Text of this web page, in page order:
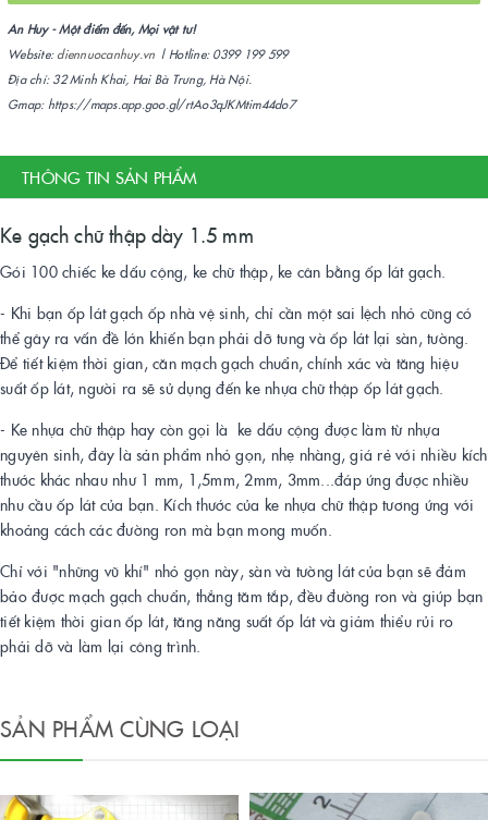
An Huy - Một điểm đến, Mọi vật tư!
Website: diennuocanhuy.vn | Hotline: 0399 199 599
Địa chỉ: 32 Minh Khai, Hai Bà Trưng, Hà Nội.
Gmap: https://maps.app.goo.gl/rtAo3qJKMtim44do7
THÔNG TIN SẢN PHẨM
Ke gạch chữ thập dày 1.5 mm
Gói 100 chiếc ke dấu cộng, ke chữ thập, ke cân bằng ốp lát gạch.
- Khi bạn ốp lát gạch ốp nhà vệ sinh, chỉ cần một sai lệch nhỏ cũng có
thể gây ra vấn đề lớn khiến bạn phải dỡ tung và ốp lát lại sàn, tường.
Để tiết kiệm thời gian, căn mạch gạch chuẩn, chính xác và tăng hiệu
suất ốp lát, người ra sẽ sử dụng đến ke nhựa chữ thập ốp lát gạch.
- Ke nhựa chữ thập hay còn gọi là ke dấu cộng được làm từ nhựa
nguyên sinh, đây là sản phẩm nhỏ gọn, nhẹ nhàng, giá rẻ với nhiều kích
thước khác nhau như 1 mm, 1,5mm, 2mm, 3mm...đáp ứng được nhiều
nhu cầu ốp lát của bạn. Kích thước của ke nhựa chữ thập tương ứng với
khoảng cách các đường ron mà bạn mong muốn.
Chỉ với "những vũ khí" nhỏ gọn này, sàn và tường lát của bạn sẽ đảm
bảo được mạch gạch chuẩn, thẳng tăm tắp, đều đường ron và giúp bạn
tiết kiệm thời gian ốp lát, tăng năng suất ốp lát và giảm thiểu rủi ro
phải dỡ và làm lại công trình.
SẢN PHẨM CÙNG LOẠI